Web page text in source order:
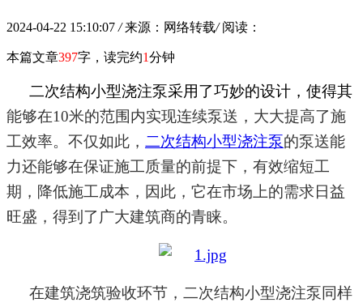
2024-04-22 15:10:07 / 来源：网络转载/ 阅读：
本篇文章397字，读完约1分钟
二次结构小型浇注泵采用了巧妙的设计，使得其
能够在10米的范围内实现连续泵送，大大提高了施
工效率。不仅如此， 二次结构小型浇注泵的泵送能
力还能够在保证施工质量的前提下，有效缩短工
期，降低施工成本 ， 因此，它在市场上的需求日益
旺盛，得到了广大建筑商的青睐。
在建筑浇筑验收环节，二次结构小型浇注泵同样